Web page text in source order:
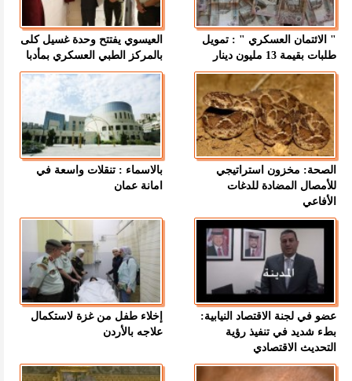
" الائتمان العسكري " : تمويل
طلبات بقيمة 13 مليون دينار
العيسوي يفتتح وحدة غسيل كلى
بالمركز الطبي العسكري بمأدبا
الصحة: مخزون استراتيجي
للأمصال المضادة للدغات
الأفاعي
بالاسماء : تنقلات واسعة في
امانة عمان
عضو في لجنة الاقتصاد النيابية:
بطء شديد في تنفيذ رؤية
التحديث الاقتصادي
إخلاء طفل من غزة لاستكمال
علاجه بالأردن